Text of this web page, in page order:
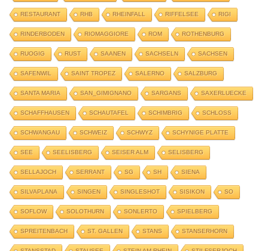
RESTAURANT RHB RHEINFALL RIFFELSEE RIGI
RINDERBODEN RIOMAGGIORE ROM ROTHENBURG
RUOGIG RUST SAANEN SACHSELN SACHSEN
SAFENWIL SAINT TROPEZ SALERNO SALZBURG
SANTA MARIA SAN_GIMIGNANO SARGANS SAXERLUECKE
SCHAFFHAUSEN SCHAUTAFEL SCHIMBRIG SCHLOSS
SCHWANGAU SCHWEIZ SCHWYZ SCHYNIGE PLATTE
SEE SEELISBERG SEISER ALM SELISBERG
SELLAJOCH SERRANT SG SH SIENA
SILVAPLANA SINGEN SINGLESHOT SISIKON SO
SOFLOW SOLOTHURN SONLERTO SPIELBERG
SPREITENBACH ST. GALLEN STANS STANSERHORN